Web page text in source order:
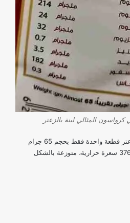
المثالي لبنة بالزعتر
في كرواسون المثالي لبنة بالزعتر قطعة واحدة فقط بحجم 65 جرام
تقريبًا سعرات حرارية بمقدار 376 سعرة حرارية، متوزعة بالشكل